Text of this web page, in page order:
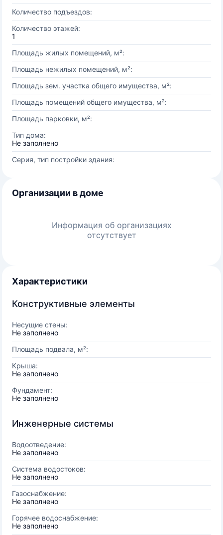
Количество подъездов:
Количество этажей:
1
Площадь жилых помещений, м²:
Площадь нежилых помещений, м²:
Площадь зем. участка общего имущества, м²:
Площадь помещений общего имущества, м²:
Площадь парковки, м²:
Тип дома:
Не заполнено
Серия, тип постройки здания:
Организации в доме
Информация об организациях
отсутствует
Характеристики
Конструктивные элементы
Несущие стены:
Не заполнено
Площадь подвала, м²:
Крыша:
Не заполнено
Фундамент:
Не заполнено
Инженерные системы
Водоотведение:
Не заполнено
Система водостоков:
Не заполнено
Газоснабжение:
Не заполнено
Горячее водоснабжение:
Не заполнено